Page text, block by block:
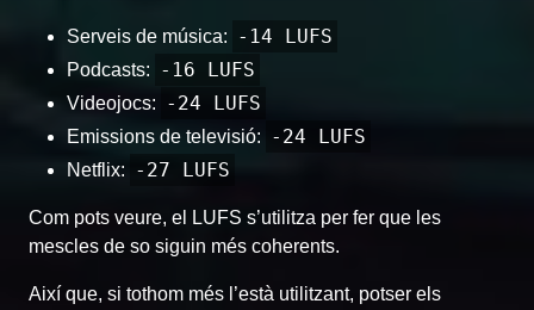
Serveis de música: -14 LUFS
Podcasts: -16 LUFS
Videojocs: -24 LUFS
Emissions de televisió: -24 LUFS
Netflix: -27 LUFS
Com pots veure, el LUFS s’utilitza per fer que les
mescles de so siguin més coherents.
Així que, si tothom més l’està utilitzant, potser els